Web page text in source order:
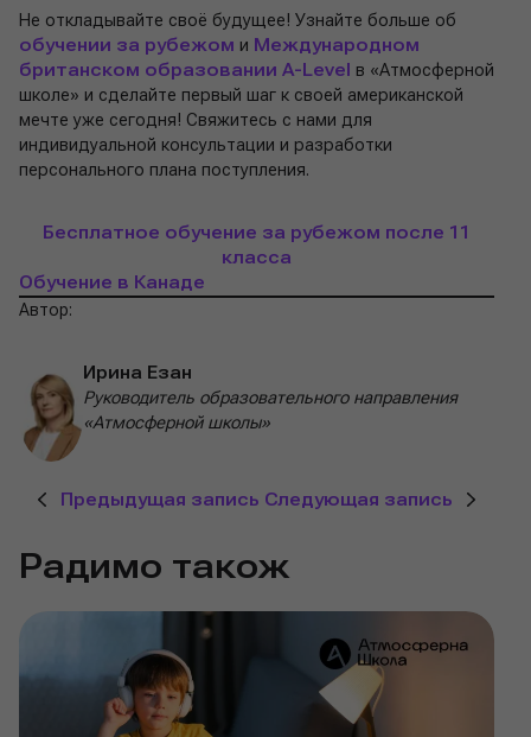
Не откладывайте своё будущее! Узнайте больше об
обучении за рубежом и Международном
британском образовании A-Level в «Атмосферной
школе» и сделайте первый шаг к своей американской
мечте уже сегодня! Свяжитесь с нами для
индивидуальной консультации и разработки
персонального плана поступления.
Бесплатное обучение за рубежом после 11
класса
Обучение в Канаде
Автор:
Ирина Езан
Руководитель образовательного направления
«Атмосферной школы»
Предыдущая запись Следующая запись
Радимо також